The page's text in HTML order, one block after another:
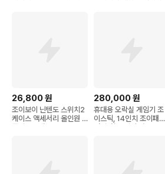
26,800원
조이보이 닌텐도 스위치2
케이스 액세서리 올인원 7
종세트, 1개
280,000원
휴대용 오락실 게임기 조
이스틱, 14인치 조이패드
연결가능 (게임 다운O)